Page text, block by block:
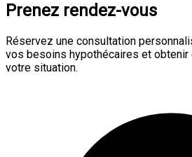
Prenez rendez-vous
Réservez une consultation
vos besoins hypothécaires et
votre situation.